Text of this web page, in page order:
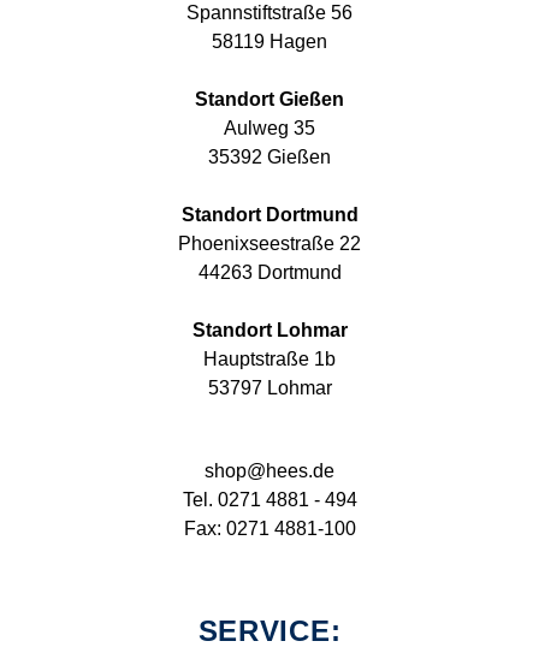
Spannstiftstraße 56
58119 Hagen
Standort Gießen
Aulweg 35
35392 Gießen
Standort Dortmund
Phoenixseestraße 22
44263 Dortmund
Standort Lohmar
Hauptstraße 1b
53797 Lohmar
shop@hees.de
Tel. 0271 4881 - 494
Fax: 0271 4881-100
SERVICE: